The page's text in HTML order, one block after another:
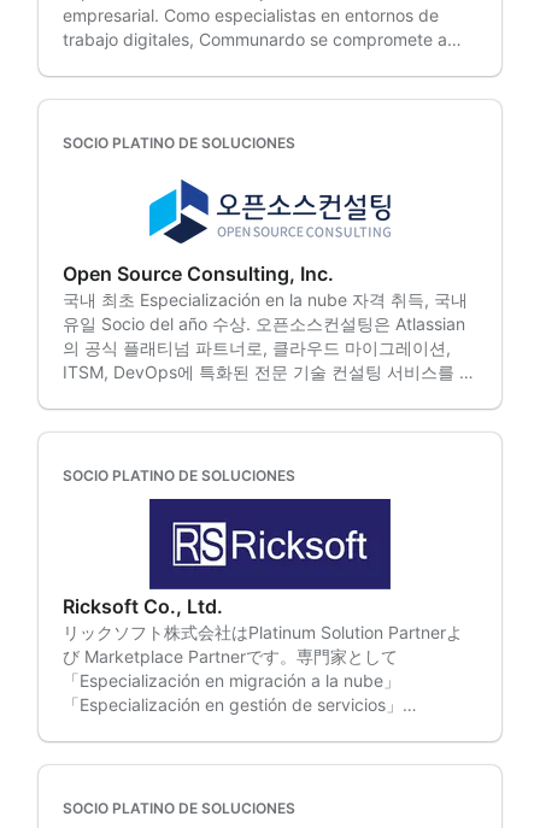
benefician del acceso a nuestro Centro de
Experiencia en Licencias, que optimiza el proceso
de licenciamiento de Atlassian. En knowmad mood,
vamos más allá de ofrecer servicios: enriquecemos
su experiencia con Atlassian.
migración de datos y optimización posterior a la
migración. Las soluciones en la nube ofrecen mayor
Service Management, incluyendo diseño de
incidentes, bases de activos/CMDB, informes y
automatización. Nuestras soluciones JSM optimizan
los procesos de TI y de negocio, permitiendo una
colaboración. Optimización de Jira y Confluence,
incluyendo estandarización, gobernanza, permisos,
plantillas, automatización y mejoras de rendimiento.
Mejore la colaboración, reduzca las ineficiencias y
aumente la productividad para que los equipos
trabajen de forma más inteligente y rápida.
Estrategia e innovación de IA, incluyendo evaluación
inteligente, despliegue de agentes e integración.
Desde la exploración hasta la ejecución, le
ayudaremos a adoptar la IA con propósito,
centrándonos en resultados reales, no en
exageraciones. Estrategia y planificación
empresarial, incluyendo la alineación de carteras,
programas y equipos con resultados medibles. Le
ayudaremos a priorizar objetivos, alinear equipos y
ejecutar su estrategia de forma eficaz, impulsando
un crecimiento medible. Servicios de soporte de
Atlassian, incluyendo administración, mejoras,
fiabilidad, asesoramiento en IA y mejora continua.
Obtendrá orientación estratégica y soporte práctico
su inversión en Atlassian. Licencias y adquisiciones,
empresarial. Como especialistas en entornos de
trabajo digitales, Communardo se compromete a
servicios, Communardo ofrece soluciones
Atlassian. Atendemos a más de 2500 clientes en 85
países, incluyendo a importantes empresas de
diversos sectores, y ayudamos a las organizaciones
formas innovadoras y potentes. Communardo GmbH
forma parte de la familia Communardo, un grupo de
empresas con 500 empleados en nueve países de
Europa.
SOCIO PLATINO DE SOLUCIONES
Open Source Consulting, Inc.
국내 최초 Especialización en la nube 자격 취득, 국내
유일 Socio del año 수상. 오픈소스컨설팅은 Atlassian
의 공식 플래티넘 파트너로, 클라우드 마이그레이션,
ITSM, DevOps에 특화된 전문 기술 컨설팅 서비스를 제
삼성전자, 삼성카드, LG전자, 카카오, 쿠팡, 토스 등 국
선택했습니다. • 맞춤형 컨설팅 - 고객의 요구와 환경에
최적화된 시스템 설계, 프로젝트 관리, 워크플로우 개선
등 조직에 최적화된 협업 환경을 제공합니다. 를 두 번이
나 수상한 파트너로, 차별화된 전문성과 우수성을 인정
받고 있습니다. Flexible Studio는 오픈소스컨설팅의 앱
개발팀으로, Atlassian Marketplace를 통해 고객의
Atlassian Cloud 경험을 극대화하고 효율성을 향상시킵
니다. 현재까지 18개국 300개 이상의 글로벌 고객사가
Aplicaciones flexibles를 통해 더 빠르고, 스마트하고,
Open Source Consulting (OSCi) es un socio de
SOCIO PLATINO DE SOLUCIONES
Ricksoft Co., Ltd.
リックソフト株式会社はPlatinum Solution Partnerよ
び Marketplace Partnerです。専門家として
「Especialización en migración a la nube」
「Especialización en gestión de servicios」
しているパートナーとして多くの案件に対応していま
SOCIO PLATINO DE SOLUCIONES